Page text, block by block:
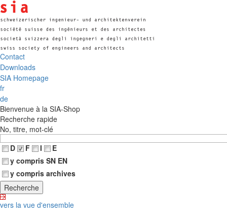
Contact
Downloads
SIA Homepage
fr
de
Bienvenue à la SIA-Shop
Recherche rapide
No, titre, mot-clé
D
F I
E
y compris SN EN
y compris archives
vers la vue d'ensemble